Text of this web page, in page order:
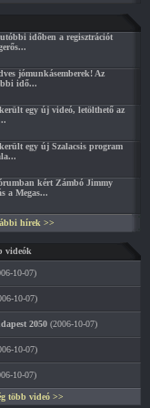
időben a regisztrációt
jómunkásemberek! Az
idő...
egy új videó, letölthető az
egy új Szalacsis program
kért Zámbó Jimmy
a Megas...
hírek >>
videók
10-07)
10-07)
2050 (2006-10-07)
10-07)
10-07)
több videó >>